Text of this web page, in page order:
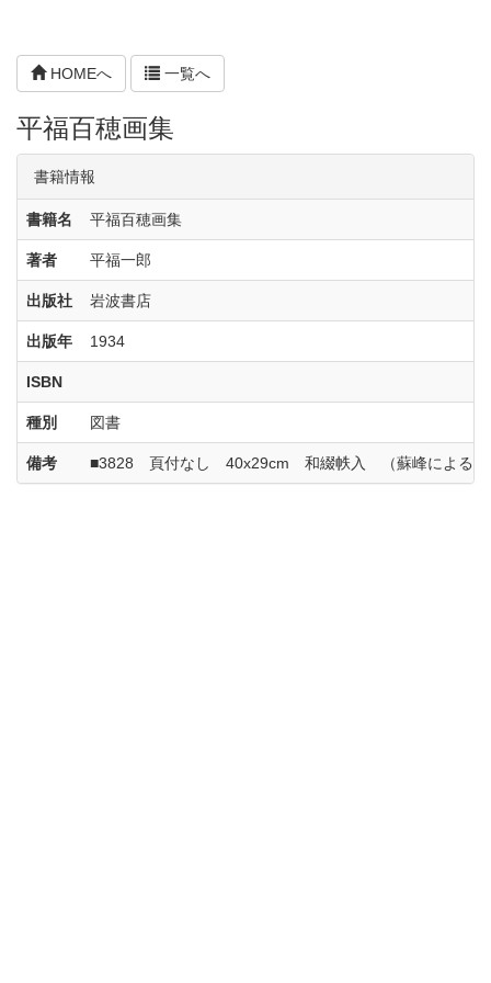
HOMEへ 一覧へ
平福百穂画集
書籍情報
書籍名 平福百穂画集
著者 平福一郎
出版社 岩波書店
出版年 1934
ISBN
種別 図書
備考 ■3828 頁付なし 40x29cm 和綴帙入 （蘇峰による